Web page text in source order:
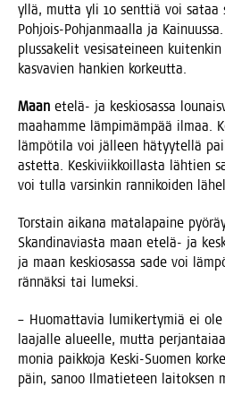
yllä, mut­ta yli 10 sent­tiä voi sataa
Poh­jois-Poh­jan­maal­la ja
plus­sa­ke­lit vesi­sa­tei­neen
kas­va­vien han­kien korkeutta.
Maan ete­lä- ja kes­kio­sas­sa
maa­ham­me läm­pi­mäm­pää ilmaa.
läm­pö­ti­la voi jäl­leen hätyy­tel­lä
astet­ta. Kes­ki­viik­koil­las­ta läh­tien
voi tul­la var­sin­kin ran­ni­koi­den
Tors­tain aika­na mata­la­pai­ne
Skan­di­na­vias­ta maan ete­lä- ja
ja maan kes­kio­sas­sa sade voi
rän­näk­si tai lumeksi.
– Huo­mat­ta­via lumi­ker­ty­miä ei
laa­jal­le alu­eel­le, mut­ta
monia paik­ko­ja Kes­ki-Suo­men
päin, sanoo Ilma­tie­teen lai­tok­sen